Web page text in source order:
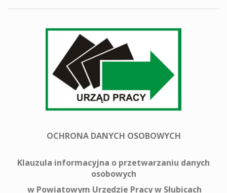
OCHRONA DANYCH OSOBOWYCH
Klauzula informacyjna o przetwarzaniu danych
osobowych
w Powiatowym Urzędzie Pracy w Słubicach